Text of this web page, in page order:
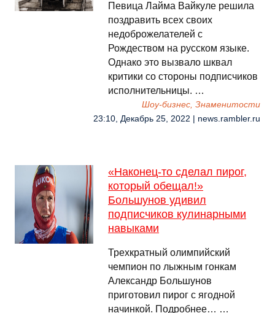
Певица Лайма Вайкуле решила
поздравить всех своих
недоброжелателей с
Рождеством на русском языке.
Однако это вызвало шквал
критики со стороны подписчиков
исполнительницы. …
Шоу-бизнес, Знаменитости
23:10, Декабрь 25, 2022 | news.rambler.ru
«Наконец‑то сделал пирог,
который обещал!»
Большунов удивил
подписчиков кулинарными
навыками
Трехкратный олимпийский
чемпион по лыжным гонкам
Александр Большунов
приготовил пирог с ягодной
начинкой. Подробнее… …